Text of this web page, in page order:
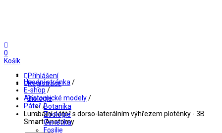
0
Košík
Přihlášení
Registrace
Biologie
Botanika
Zoologie
Genetika
Fosilie
Úvodní stránka /
E-shop /
Anatomické modely/
Páteř/
Lumbální páteř s dorso-laterálním výhřezem ploténky - 3B
Smart Anatomy